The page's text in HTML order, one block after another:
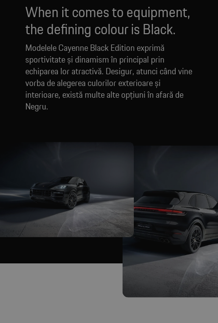
When it comes to equipment,
the defining colour is Black.
Modelele Cayenne Black Edition exprimă
sportivitate și dinamism în principal prin
echiparea lor atractivă. Desigur, atunci când vine
vorba de alegerea culorilor exterioare și
interioare, există multe alte opțiuni în afară de
Negru.